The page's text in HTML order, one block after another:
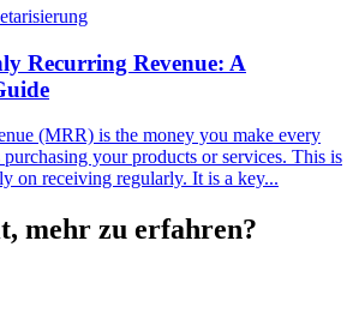
Recurring Revenue: A
(MRR) is the money you make every
your products or services. This is
on receiving regularly. It is a key...
mehr zu erfahren?